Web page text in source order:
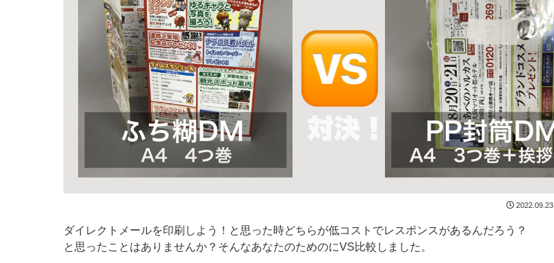
2022.09.23
ダイレクトメールを印刷しよう！と思った時どちらが低コストでレスポンスがあるんだろう？
と思ったことはありませんか？そんなあなたのためのにVS比較しました。